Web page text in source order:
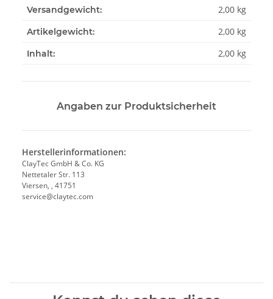
Versandgewicht: 2,00 kg
Artikelgewicht: 2,00 kg
Inhalt: 2,00 kg
Angaben zur Produktsicherheit
Herstellerinformationen:
ClayTec GmbH & Co. KG
Nettetaler Str. 113
Viersen, , 41751
service@claytec.com